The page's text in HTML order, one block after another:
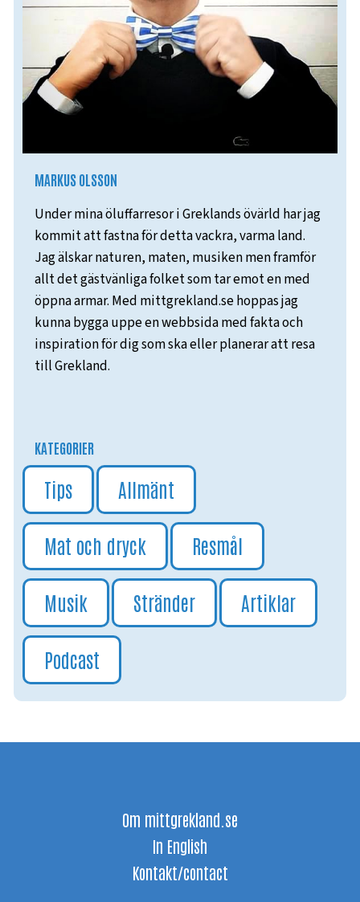
MARKUS OLSSON
Under mina öluffarresor i Greklands övärld har jag
kommit att fastna för detta vackra, varma land.
Jag älskar naturen, maten, musiken men framför
allt det gästvänliga folket som tar emot en med
öppna armar. Med mittgrekland.se hoppas jag
kunna bygga uppe en webbsida med fakta och
inspiration för dig som ska eller planerar att resa
till Grekland.
KATEGORIER
Tips Allmänt
Mat och dryck Resmål
Musik Stränder Artiklar
Podcast
Om mittgrekland.se
In English
Kontakt/contact